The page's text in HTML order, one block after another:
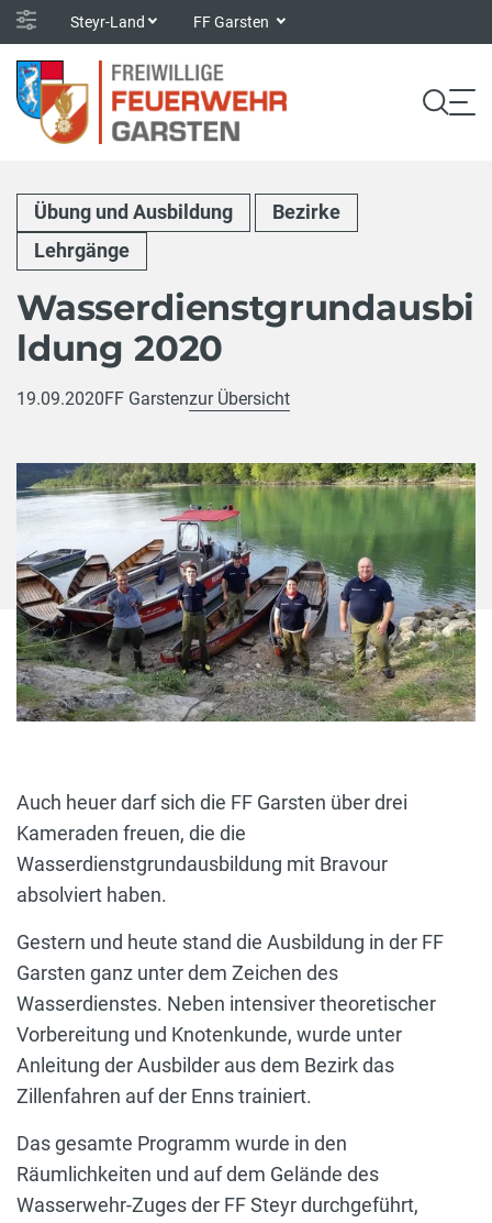
Steyr-Land FF Garsten
Übung und Ausbildung
Bezirke
Lehrgänge
Wasserdienstgrundausbi
ldung 2020
19.09.2020FF Garstenzur Übersicht
Auch heuer darf sich die FF Garsten über drei
Kameraden freuen, die die
Wasserdienstgrundausbildung mit Bravour
absolviert haben.
Gestern und heute stand die Ausbildung in der FF
Garsten ganz unter dem Zeichen des
Wasserdienstes. Neben intensiver theoretischer
Vorbereitung und Knotenkunde, wurde unter
Anleitung der Ausbilder aus dem Bezirk das
Zillenfahren auf der Enns trainiert.
Das gesamte Programm wurde in den
Räumlichkeiten und auf dem Gelände des
Wasserwehr-Zuges der FF Steyr durchgeführt,